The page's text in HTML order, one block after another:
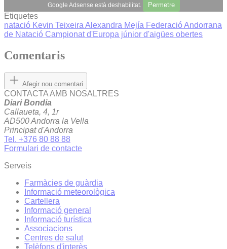
Google Adsense està deshabilitat. Permetre
Etiquetes
natació Kevin Teixeira Alexandra Mejía Federació Andorrana
de Natació Campionat d'Europa júnior d'aigües obertes
Comentaris
Afegir nou comentari
CONTACTA AMB NOSALTRES
Diari Bondia
Callaueta, 4, 1r
AD500 Andorra la Vella
Principat d'Andorra
Tel. +376 80 88 88
Formulari de contacte
Serveis
Farmàcies de guàrdia
Informació meteorològica
Cartellera
Informació general
Informació turística
Associacions
Centres de salut
Telèfons d'interès